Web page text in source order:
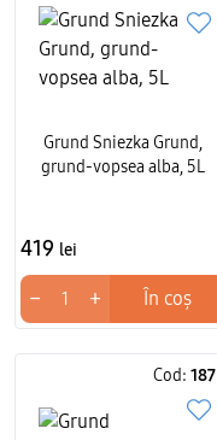
Grund Sniezka Grund,
grund-vopsea alba, 5L
419 lei
− + În coș
Cod: 187